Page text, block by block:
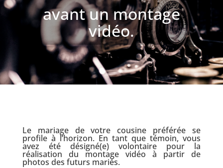
avant un montage
vidéo.
Le mariage de votre cousine préférée se
profile à l’horizon. En tant que témoin, vous
avez été désigné(e) volontaire pour la
réalisation du montage vidéo à partir de
photos des futurs mariés.